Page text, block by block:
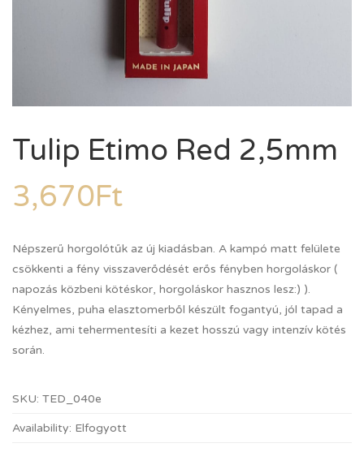
Tulip Etimo Red 2,5mm
3,670Ft
Népszerű horgolótűk az új kiadásban. A kampó matt felülete
csökkenti a fény visszaverődését erős fényben horgoláskor (
napozás közbeni kötéskor, horgoláskor hasznos lesz:) ).
Kényelmes, puha elasztomerből készült fogantyú, jól tapad a
kézhez, ami tehermentesíti a kezet hosszú vagy intenzív kötés
során.
SKU: TED_040e
Availability: Elfogyott